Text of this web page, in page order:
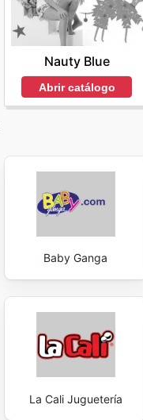
Nauty Blue
Abrir catálogo
Baby Ganga
La Cali Juguetería